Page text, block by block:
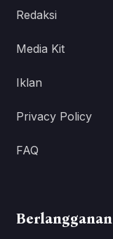
Redaksi
Media Kit
Iklan
Privacy Policy
FAQ
Berlangganan